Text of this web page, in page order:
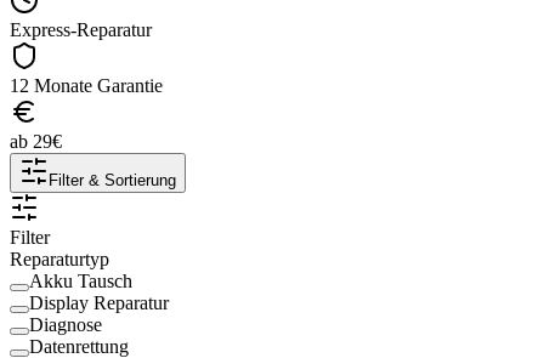
Express-Reparatur
12 Monate Garantie
ab 29€
Filter & Sortierung
Filter
Reparaturtyp
Akku Tausch
Display Reparatur
Diagnose
Datenrettung